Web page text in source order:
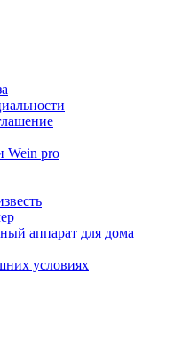
Wein pro
аппарат для дома
условиях